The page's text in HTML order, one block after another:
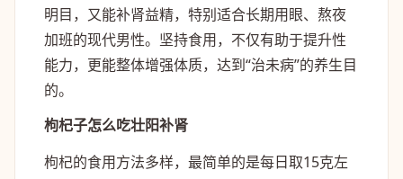
明目，又能补肾益精，特别适合长期用眼、熬夜
加班的现代男性。坚持食用，不仅有助于提升性
能力，更能整体增强体质，达到“治未病”的养生目
的。
枸杞子怎么吃壮阳补肾
枸杞的食用方法多样，最简单的是每日取15克左